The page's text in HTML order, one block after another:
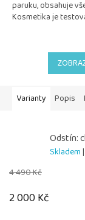
paruku, obsahuje
Kosmetika je
Varianty Popis
Odstín:
Skladem
4 490 Kč
2 000 Kč